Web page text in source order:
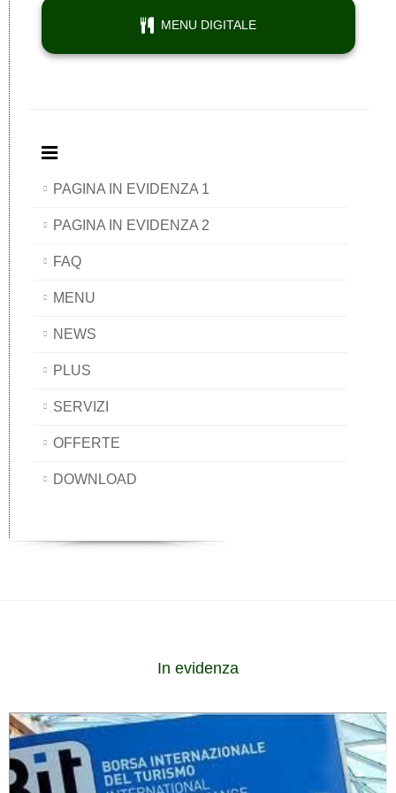
MENU DIGITALE
PAGINA IN EVIDENZA 1
PAGINA IN EVIDENZA 2
FAQ
MENU
NEWS
PLUS
SERVIZI
OFFERTE
DOWNLOAD
In evidenza